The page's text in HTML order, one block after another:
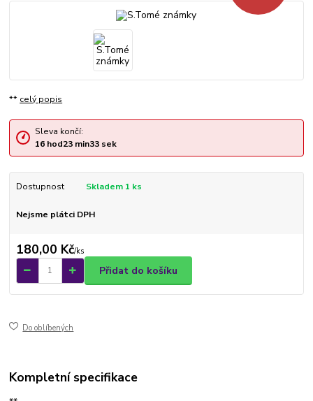
** celý popis
Sleva končí:
16hod23min33sek
Dostupnost Skladem 1 ks
Nejsme plátci DPH
180,00 Kč/ks
Přidat do košíku
Do oblíbených
Kompletní specifikace